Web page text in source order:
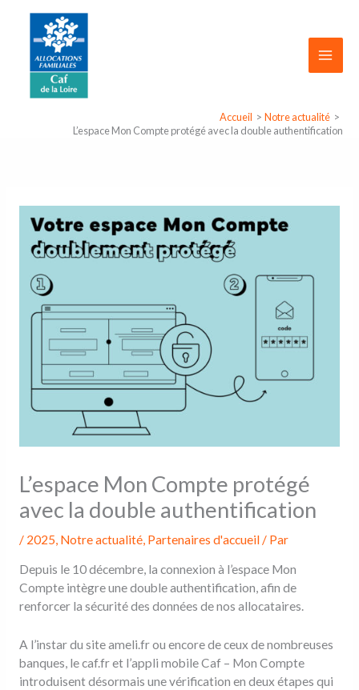
contenu
Accueil
Notre actualité
L’espace Mon Compte protégé avec la double authentification
L’espace Mon Compte protégé
avec la double authentification
/ 2025, Notre actualité, Partenaires d'accueil/ Par
Depuis le 10 décembre, la connexion à l’espace Mon
Compte intègre une double authentification, afin de
renforcer la sécurité des données de nos allocataires.
A l’instar du site ameli.fr ou encore de ceux de nombreuses
banques, le caf.fr et l’appli mobile Caf – Mon Compte
introduisent désormais une vérification en deux étapes qui